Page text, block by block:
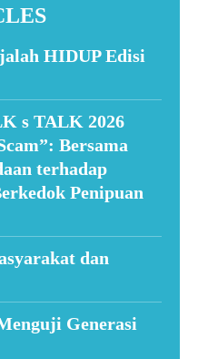
HIDUP Edisi
s TALK 2026
Bersama
terhadap
Penipuan
dan
Generasi